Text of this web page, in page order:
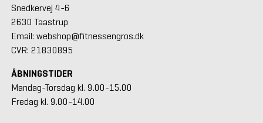
Snedkervej 4-6
2630 Taastrup
Email: webshop@fitnessengros.dk
CVR: 21830895
ÅBNINGSTIDER
Mandag-Torsdag kl. 9.00-15.00
Fredag kl. 9.00-14.00